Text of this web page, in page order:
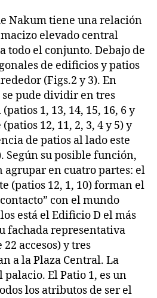
Nakum tiene una relación
elevado central
todo el conjunto. Debajo de
de edificios y patios
(Figs.2 y 3). En
pude dividir en tres
1, 13, 14, 15, 16, 6 y
12, 11, 2, 3, 4 y 5) y
de patios al lado este
Según su posible función,
agrupar en cuatro partes: el
(patios 12, 1, 10) forman el
con el mundo
está el Edificio D el más
fachada representativa
accesos) y tres
a la Plaza Central. La
El Patio 1, es un
los atributos de ser el